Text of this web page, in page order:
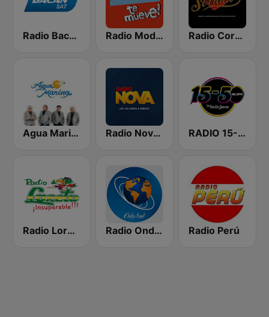
Radio Bacan Sat Radio Moda FM 97.3 Radio Corazón Serrano
Agua Marina Radio Radio Nova - Piura RADIO 15-50
Radio Loreto Radio Onda Azul Radio Perú